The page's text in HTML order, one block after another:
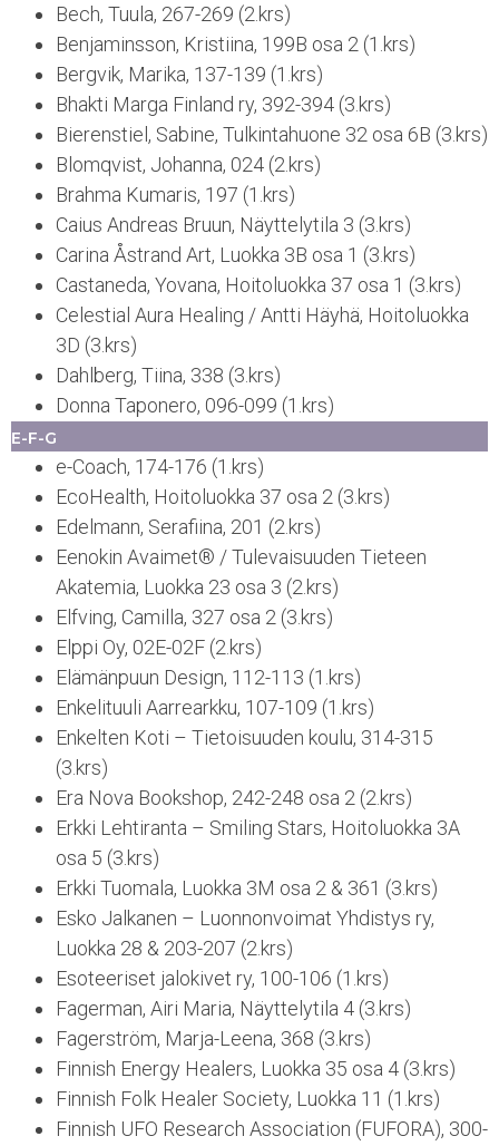
Bech, Tuula, 267-269 (2.krs)
Benjaminsson, Kristiina, 199B osa 2 (1.krs)
Bergvik, Marika, 137-139 (1.krs)
Bhakti Marga Finland ry, 392-394 (3.krs)
Bierenstiel, Sabine, Tulkintahuone 32 osa 6B (3.krs)
Blomqvist, Johanna, 024 (2.krs)
Brahma Kumaris, 197 (1.krs)
Caius Andreas Bruun, Näyttelytila 3 (3.krs)
Carina Åstrand Art, Luokka 3B osa 1 (3.krs)
Castaneda, Yovana, Hoitoluokka 37 osa 1 (3.krs)
Celestial Aura Healing / Antti Häyhä, Hoitoluokka
3D (3.krs)
Dahlberg, Tiina, 338 (3.krs)
Donna Taponero, 096-099 (1.krs)
E-F-G
e-Coach, 174-176 (1.krs)
EcoHealth, Hoitoluokka 37 osa 2 (3.krs)
Edelmann, Serafiina, 201 (2.krs)
Eenokin Avaimet® / Tulevaisuuden Tieteen
Akatemia, Luokka 23 osa 3 (2.krs)
Elfving, Camilla, 327 osa 2 (3.krs)
Elppi Oy, 02E-02F (2.krs)
Elämänpuun Design, 112-113 (1.krs)
Enkelituuli Aarrearkku, 107-109 (1.krs)
Enkelten Koti – Tietoisuuden koulu, 314-315
(3.krs)
Era Nova Bookshop, 242-248 osa 2 (2.krs)
Erkki Lehtiranta – Smiling Stars, Hoitoluokka 3A
osa 5 (3.krs)
Erkki Tuomala, Luokka 3M osa 2 & 361 (3.krs)
Esko Jalkanen – Luonnonvoimat Yhdistys ry,
Luokka 28 & 203-207 (2.krs)
Esoteeriset jalokivet ry, 100-106 (1.krs)
Fagerman, Airi Maria, Näyttelytila 4 (3.krs)
Fagerström, Marja-Leena, 368 (3.krs)
Finnish Energy Healers, Luokka 35 osa 4 (3.krs)
Finnish Folk Healer Society, Luokka 11 (1.krs)
Finnish UFO Research Association (FUFORA), 300-